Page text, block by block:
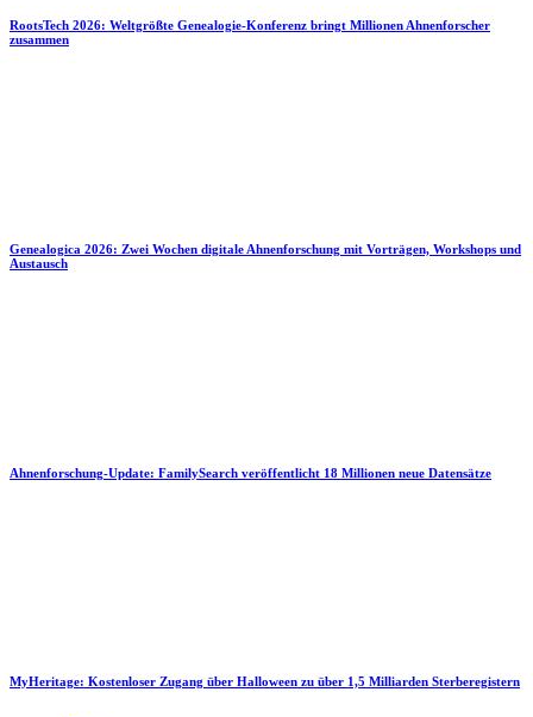
RootsTech 2026: Weltgrößte Genealogie-Konferenz bringt Millionen Ahnenforscher
zusammen
Genealogica 2026: Zwei Wochen digitale Ahnenforschung mit Vorträgen, Workshops und
Austausch
Ahnenforschung-Update: FamilySearch veröffentlicht 18 Millionen neue Datensätze
MyHeritage: Kostenloser Zugang über Halloween zu über 1,5 Milliarden Sterberegistern